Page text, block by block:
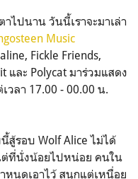
ไปนาน วันนี้เราจะมาเล่า
Music
Fickle Friends,
และ Polycat มาร่วมแสดง
ลา 17.00 - 00.00 น.
รอบ Wolf Alice ไม่ได้
ต่ที่นั่งน้อยไปหน่อย คนใน
นดเอาไว้ สนุกแต่เหนื่อย